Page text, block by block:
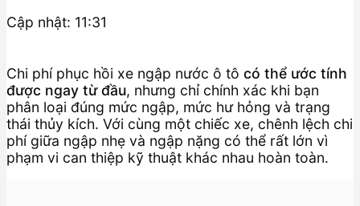
Cập nhật: 11:31
Chi phí phục hồi xe ngập nước ô tô có thể ước tính
được ngay từ đầu, nhưng chỉ chính xác khi bạn
phân loại đúng mức ngập, mức hư hỏng và trạng
thái thủy kích. Với cùng một chiếc xe, chênh lệch chi
phí giữa ngập nhẹ và ngập nặng có thể rất lớn vì
phạm vi can thiệp kỹ thuật khác nhau hoàn toàn.